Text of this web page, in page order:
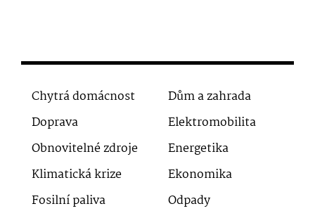
Chytrá domácnost
Dům a zahrada
Doprava
Elektromobilita
Obnovitelné zdroje
Energetika
Klimatická krize
Ekonomika
Fosilní paliva
Odpady